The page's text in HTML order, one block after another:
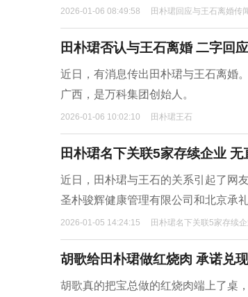
2026-01-06 08:49:58 田朴珺回应与王石离婚传
田朴珺否认与王石离婚 二字回
近日，有消息传出田朴珺与王石离婚
广西，是万科集团创始人。
2026-01-06 10:02:10 田朴珺王石
田朴珺名下关联5家存续企业
近日，田朴珺与王石的关系引起了网
圣朴骏辉健康管理有限公司和北京承
2026-01-05 14:24:15 田朴珺名下关联5家存续
胡歌给田朴珺做红烧肉 承诺兑
胡歌真的把宝总做的红烧肉端上了桌